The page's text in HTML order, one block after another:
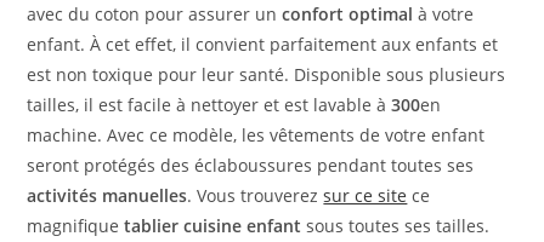
avec du coton pour assurer unconfort optimal à votre
enfant. À cet effet, il convient parfaitement aux enfants et
est non toxique pour leur santé. Disponible sous plusieurs
tailles, il est facile à nettoyer et est lavable à300en
machine. Avec ce modèle, les vêtements de votre enfant
seront protégés des éclaboussures pendant toutes ses
activités manuelles. Vous trouverezsur ce site ce
magnifiquetablier cuisine enfant sous toutes ses tailles.